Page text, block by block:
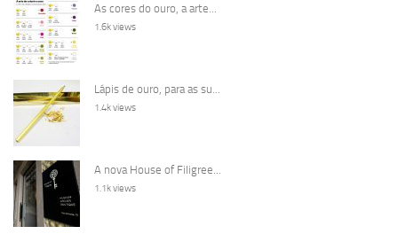
As cores do ouro, a arte...
1.6k views
Lápis de ouro, para as su...
1.4k views
A nova House of Filigree...
1.1k views